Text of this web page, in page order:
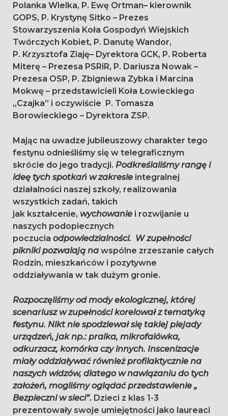
Polanka Wielka, P. Ewę Ortman– kierownik
GOPS, P. Krystynę Sitko – Prezes
Stowarzyszenia Koła Gospodyń Wiejskich
Twórczych Kobiet, P. Danutę Wandor,
P. Krzysztofa Ziaję– Dyrektora GCK, P. Roberta
Miterę – Prezesa PSRiR, P. Dariusza Nowak –
Prezesa OSP, P. Zbigniewa Zybka i Marcina
Mokwę – przedstawicieli Koła Łowieckiego
„Czajka” i oczywiście P. Tomasza
Borowieckiego – Dyrektora ZSP.
Mając na uwadze jubileuszowy charakter tego
festynu odnieśliśmy się w telegraficznym
skrócie do jego tradycji. Podkreślaliśmy rangę i
ideę tych spotkań w zakresie integralnej
działalności naszej szkoły, realizowania
wszystkich zadań, takich
jak kształcenie, wychowanie i rozwijanie u
naszych podopiecznych
poczucia odpowiedzialności. W zupełności
pikniki pozwalają na wspólne zrzeszanie całych
Rodzin, mieszkańców i pozytywne
oddziaływania w tak dużym gronie.
Rozpoczęliśmy od mody ekologicznej, której
scenariusz w zupełności korelował z tematyką
festynu. Nikt nie spodziewał się takiej plejady
urządzeń, jak np.: pralka, mikrofalówka,
odkurzacz, komórka czy innych. Inscenizacje
miały oddziaływać również profilaktycznie na
naszych widzów, dlatego w nawiązaniu do tych
założeń, mogliśmy oglądać przedstawienie „
Bezpieczni w sieci”. Dzieci z klas 1-3
prezentowały swoje umiejętności jako laureaci